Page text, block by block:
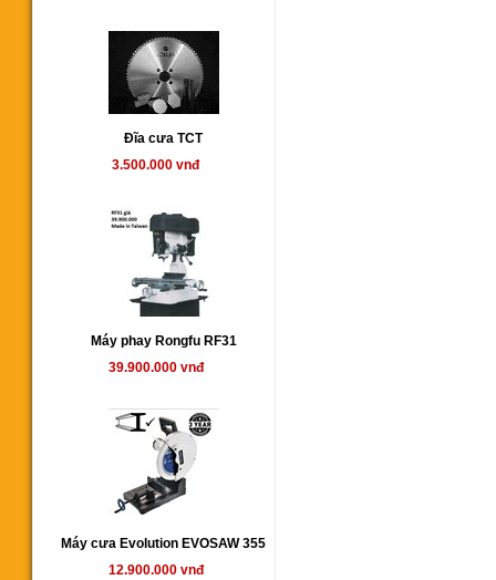
Đĩa cưa TCT
3.500.000 vnđ
Máy phay Rongfu RF31
39.900.000 vnđ
Máy cưa Evolution EVOSAW 355
12.900.000 vnđ